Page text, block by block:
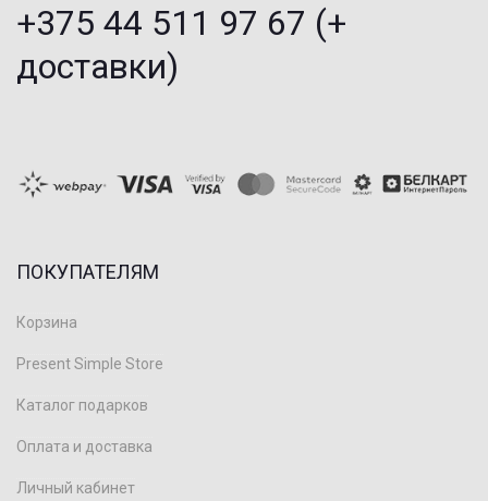
+375 44 511 97 67 (+
доставки)
ПОКУПАТЕЛЯМ
Корзина
Present Simple Store
Каталог подарков
Оплата и доставка
Личный кабинет